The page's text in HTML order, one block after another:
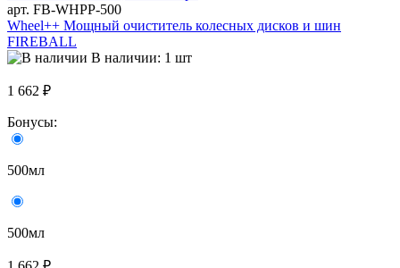
арт. FB-WHPP-500
Wheel++ Мощный очиститель колесных дисков и шин
FIREBALL
В наличии: 1 шт
1 662 ₽
Бонусы:
500мл
500мл